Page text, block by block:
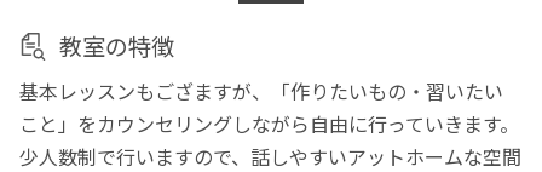
教室の特徴
基本レッスンもござますが、「作りたいもの・習いたい
こと」をカウンセリングしながら自由に行っていきます。
少人数制で行いますので、話しやすいアットホームな空間